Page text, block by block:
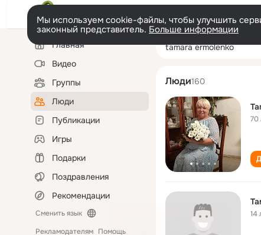
Мы используем cookie-файлы, чтобы улучшить
законный представитель. Больше информации
Левая
колонкаГлавная
Видео
Группы
Люди
Публикации
Игры
Подарки
Поздравления
Рекомендации
Сменить язык
Рекламодателям Помощь
tamara
Люди160
70
14